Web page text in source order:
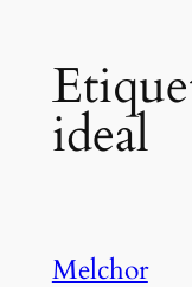
ideal
Melchor